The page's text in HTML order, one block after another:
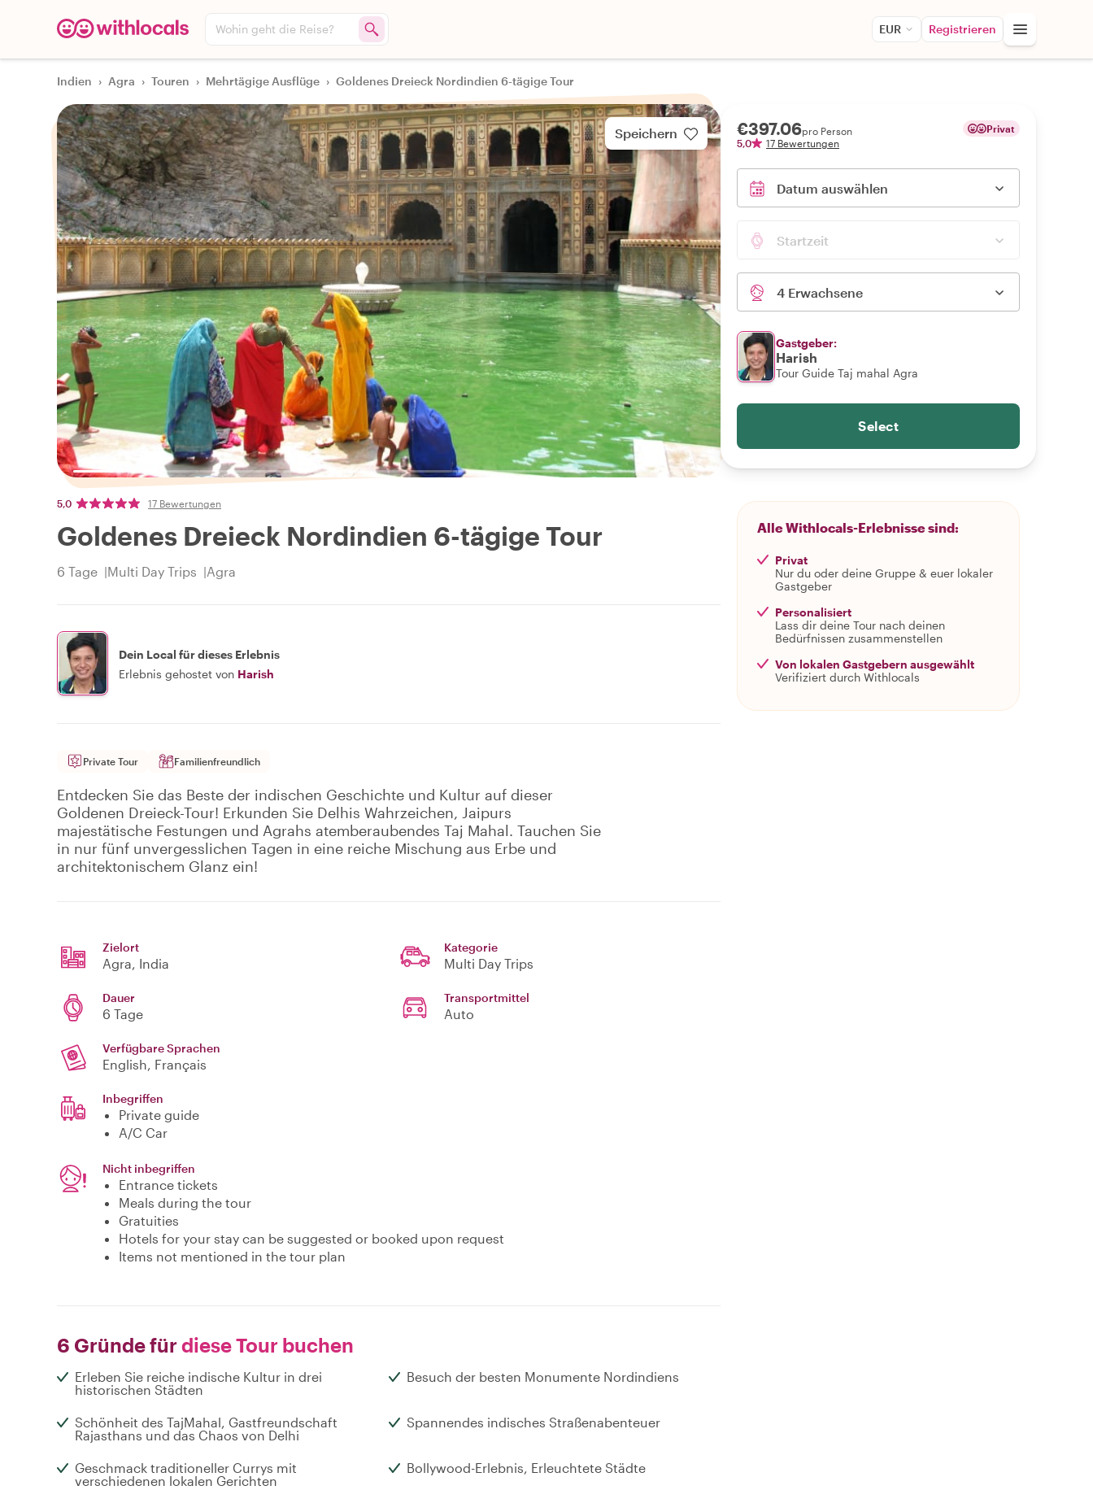
Wohin geht die Reise? EUR Registrieren
Indien › Agra › Touren › Mehrtägige Ausflüge › Goldenes Dreieck Nordindien 6-tägige Tour
Speichern
5,0 17 Bewertungen
Goldenes Dreieck Nordindien 6-tägige Tour
6 Tage Multi Day Trips Agra
Dein Local für dieses Erlebnis
Erlebnis gehostet von Harish
Private Tour Familienfreundlich
Entdecken Sie das Beste der indischen Geschichte und Kultur auf dieser
Goldenen Dreieck-Tour! Erkunden Sie Delhis Wahrzeichen, Jaipurs
majestätische Festungen und Agrahs atemberaubendes Taj Mahal. Tauchen Sie
in nur fünf unvergesslichen Tagen in eine reiche Mischung aus Erbe und
architektonischem Glanz ein!
Zielort
Agra, India
Kategorie
Multi Day Trips
Dauer
6 Tage
Transportmittel
Auto
Verfügbare Sprachen
English, Français
Inbegriffen
Private guide
A/C Car
Nicht inbegriffen
Entrance tickets
Meals during the tour
Gratuities
Hotels for your stay can be suggested or booked upon request
Items not mentioned in the tour plan
6 Gründe für diese Tour buchen
Erleben Sie reiche indische Kultur in drei
historischen Städten
Besuch der besten Monumente Nordindiens
Schönheit des TajMahal, Gastfreundschaft
Rajasthans und das Chaos von Delhi
Spannendes indisches Straßenabenteuer
Geschmack traditioneller Currys mit
verschiedenen lokalen Gerichten
Bollywood-Erlebnis, Erleuchtete Städte
€397.06pro Person
5,0
17 Bewertungen
Privat
Datum auswählen
Startzeit
4 Erwachsene
Gastgeber:
Harish
Tour Guide Taj mahal Agra
Select
Alle Withlocals-Erlebnisse sind:
Privat
Nur du oder deine Gruppe & euer lokaler
Gastgeber
Personalisiert
Lass dir deine Tour nach deinen
Bedürfnissen zusammenstellen
Von lokalen Gastgebern ausgewählt
Verifiziert durch Withlocals